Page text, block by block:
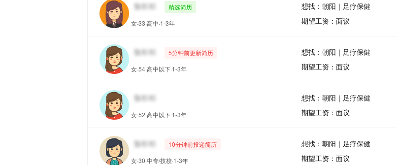
精选简历
女·33·高中·1-3年
想找：朝阳｜足疗保健
期望工资：面议
5分钟前更新简历
女·54·高中以下·1-3年
想找：朝阳｜足疗保健
期望工资：面议
女·52·高中以下·1-3年
想找：朝阳｜足疗保健
期望工资：面议
10分钟前投递简历
女·30·中专/技校·1-3年
想找：朝阳｜足疗保健
期望工资：面议